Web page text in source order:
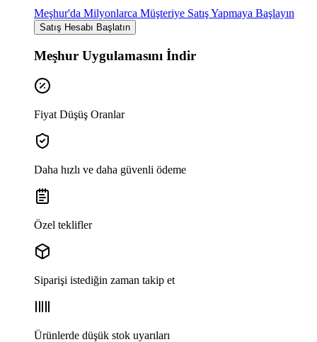
Meşhur'da Milyonlarca Müşteriye Satış Yapmaya Başlayın
Satış Hesabı Başlatın
Meşhur Uygulamasını İndir
Fiyat Düşüş Oranlar
Daha hızlı ve daha güvenli ödeme
Özel teklifler
Siparişi istediğin zaman takip et
Ürünlerde düşük stok uyarıları